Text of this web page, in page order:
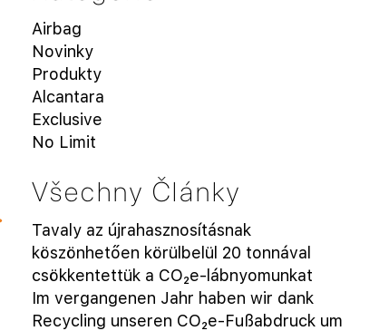
Airbag
Novinky
Produkty
Alcantara
Exclusive
No Limit
Všechny Články
Tavaly az újrahasznosításnak
köszönhetően körülbelül 20 tonnával
csökkentettük a CO₂e-lábnyomunkat
Im vergangenen Jahr haben wir dank
Recycling unseren CO₂e-Fußabdruck um